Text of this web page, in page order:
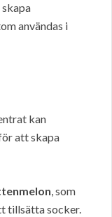
användas i
kan
att skapa
, som
tillsätta socker.